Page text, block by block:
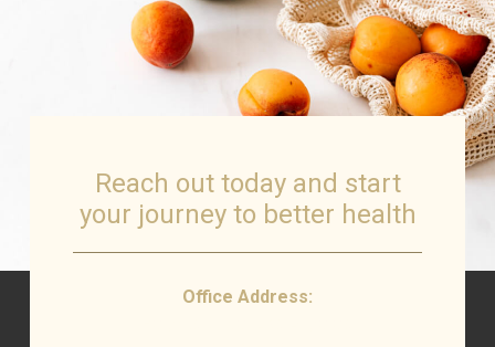
Reach out today and start
your journey to better health
Office Address: